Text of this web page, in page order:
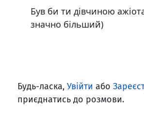
Був би ти дівчиною
значно більший)
Будь-ласка, Увійти або
приєднатись до розмови.